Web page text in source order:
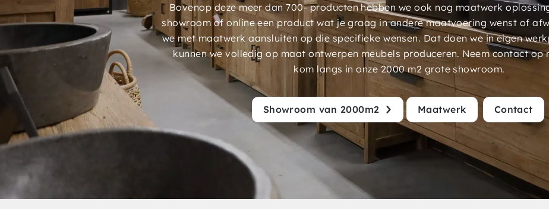
Bovenop deze meer dan 700- producten hebben we ook nog maatwerk
showroom of online een product wat je graag in andere maatvoering wenst of
we met maatwerk aansluiten op die specifieke wensen. Dat doen we in eigen
kunnen we volledig op maat ontwerpen meubels produceren. Neem contact op
kom langs in onze 2000 m2 grote showroom.
Showroom van 2000m2 Maatwerk Contact